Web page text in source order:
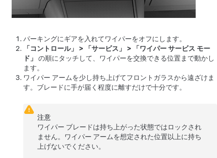
パーキングにギアを入れてワイパーをオフにします。
「コントロール」
> 「サービス」 >
「ワイパー サービス モー
ド」
の順にタッチして、ワイパーを交換できる位置まで動かし
ます。
ワイパー アームを少し持ち上げてフロントガラスから遠ざけま
す。ブレードに手が届く程度に離すだけで十分です。
注意
ワイパー ブレードは持ち上がった状態ではロックされ
ません。ワイパー アームを想定された位置以上に持ち
上げないでください。